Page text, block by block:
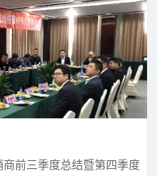
商前三季度总结暨第四季度